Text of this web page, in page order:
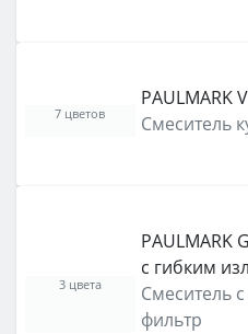
PAULMARK
Смеситель
7 цветов
PAULMARK
с гибким
Смеситель
фильтр
3 цвета